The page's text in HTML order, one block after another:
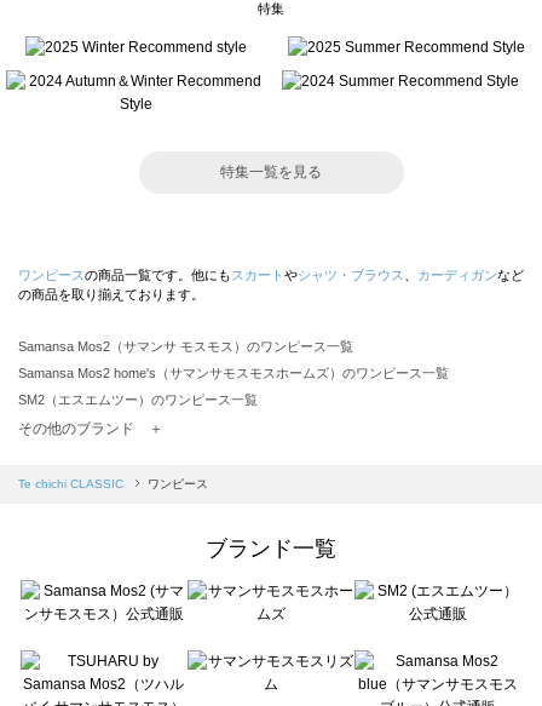
特集
特集一覧を見る
ワンピースの商品一覧です。他にも スカート やシャツ・ブラウス カーディガンなど
の商品を取り揃えております。
Samansa Mos2（サマンサ モスモス）のワンピース一覧
Samansa Mos2 home's（サマンサモスモスホームズ）のワンピース一覧
SM2（エスエムツー）のワンピース一覧
TSUHARU by Samansa Mos2（ツハルバイサマンサモスモス）のワンピース一覧
Samansa Mos2 blue（サマンサモスモス ブルー）のワンピース一覧
sō4ū（ソウフォーユー）のワンピース一覧
Te chichi（テチチ）のワンピース一覧
Te chichi CLASSIC（テチチ クラシック）のワンピース一覧
Lugnoncure（ルノンキュール）のワンピース一覧
BETTY'S BLUE（べティーズブルー）のワンピース一覧
その他のブランド ＋
Te chichi CLASSIC ワンピース
ブランド一覧